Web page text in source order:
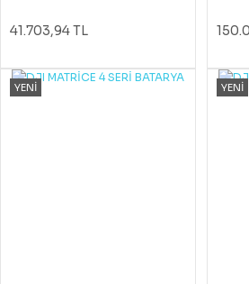
41.703,94 TL
YENİ YENİ